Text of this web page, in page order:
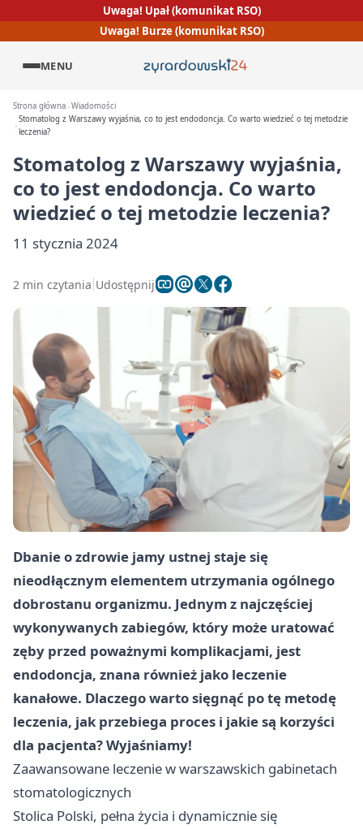
Uwaga! Upał (komunikat RSO)
Uwaga! Burze (komunikat RSO)
MENU
Strona główna Wiadomości
Stomatolog z Warszawy wyjaśnia, co to jest endodoncja. Co warto wiedzieć o tej metodzie
leczenia?
Stomatolog z Warszawy wyjaśnia,
co to jest endodoncja. Co warto
wiedzieć o tej metodzie leczenia?
11 stycznia 2024
2 min czytania Udostępnij
Dbanie o zdrowie jamy ustnej staje się
nieodłącznym elementem utrzymania ogólnego
dobrostanu organizmu. Jednym z najczęściej
wykonywanych zabiegów, który może uratować
zęby przed poważnymi komplikacjami, jest
endodoncja, znana również jako leczenie
kanałowe. Dlaczego warto sięgnąć po tę metodę
leczenia, jak przebiega proces i jakie są korzyści
dla pacjenta? Wyjaśniamy!
Zaawansowane leczenie w warszawskich gabinetach
stomatologicznych
Stolica Polski, pełna życia i dynamicznie się